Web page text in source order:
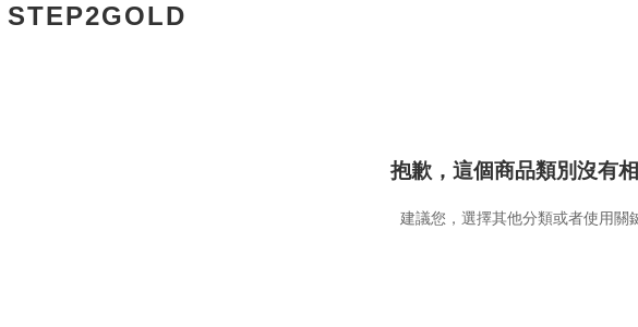
STEP2GOLD
抱歉，這個商品類別沒有
建議您，選擇其他分類或者使用關